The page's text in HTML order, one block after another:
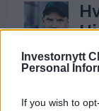
Investornytt
Personal
If you wish to